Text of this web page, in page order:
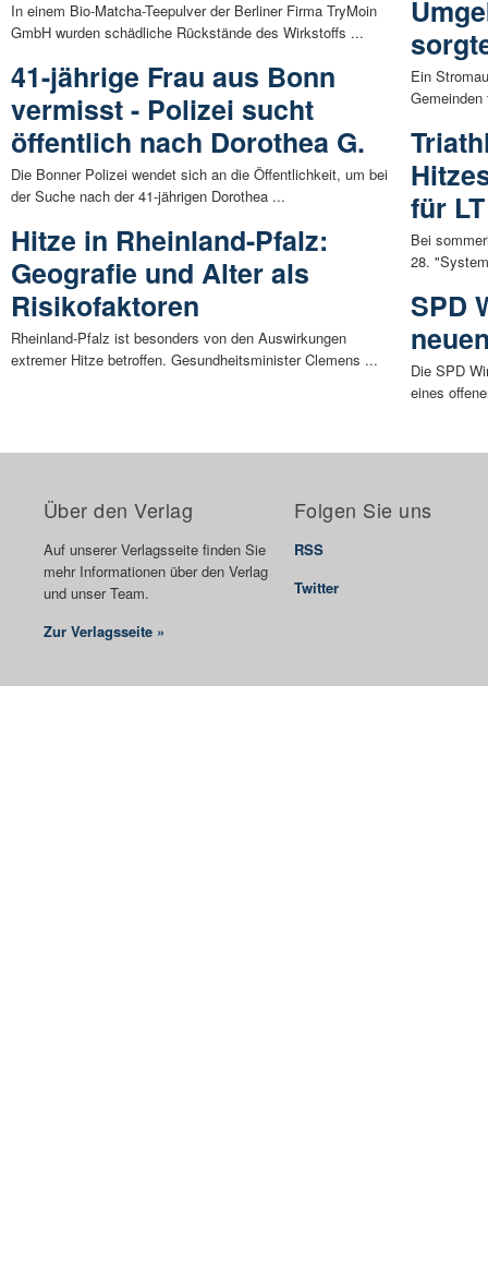
In einem Bio-Matcha-Teepulver der Berliner Firma TryMoin
GmbH wurden schädliche Rückstände des Wirkstoffs ...
41-jährige Frau aus Bonn
vermisst - Polizei sucht
öffentlich nach Dorothea G.
Die Bonner Polizei wendet sich an die Öffentlichkeit, um bei
der Suche nach der 41-jährigen Dorothea ...
Hitze in Rheinland-Pfalz:
Geografie und Alter als
Risikofaktoren
Rheinland-Pfalz ist besonders von den Auswirkungen
extremer Hitze betroffen. Gesundheitsminister Clemens ...
Ein
für
Bei
28.
SPD
Die SPD
eines
Über den Verlag
Auf unserer Verlagsseite finden Sie
mehr Informationen über den Verlag
und unser Team.
Zur Verlagsseite »
Folgen Sie uns
RSS
Twitter